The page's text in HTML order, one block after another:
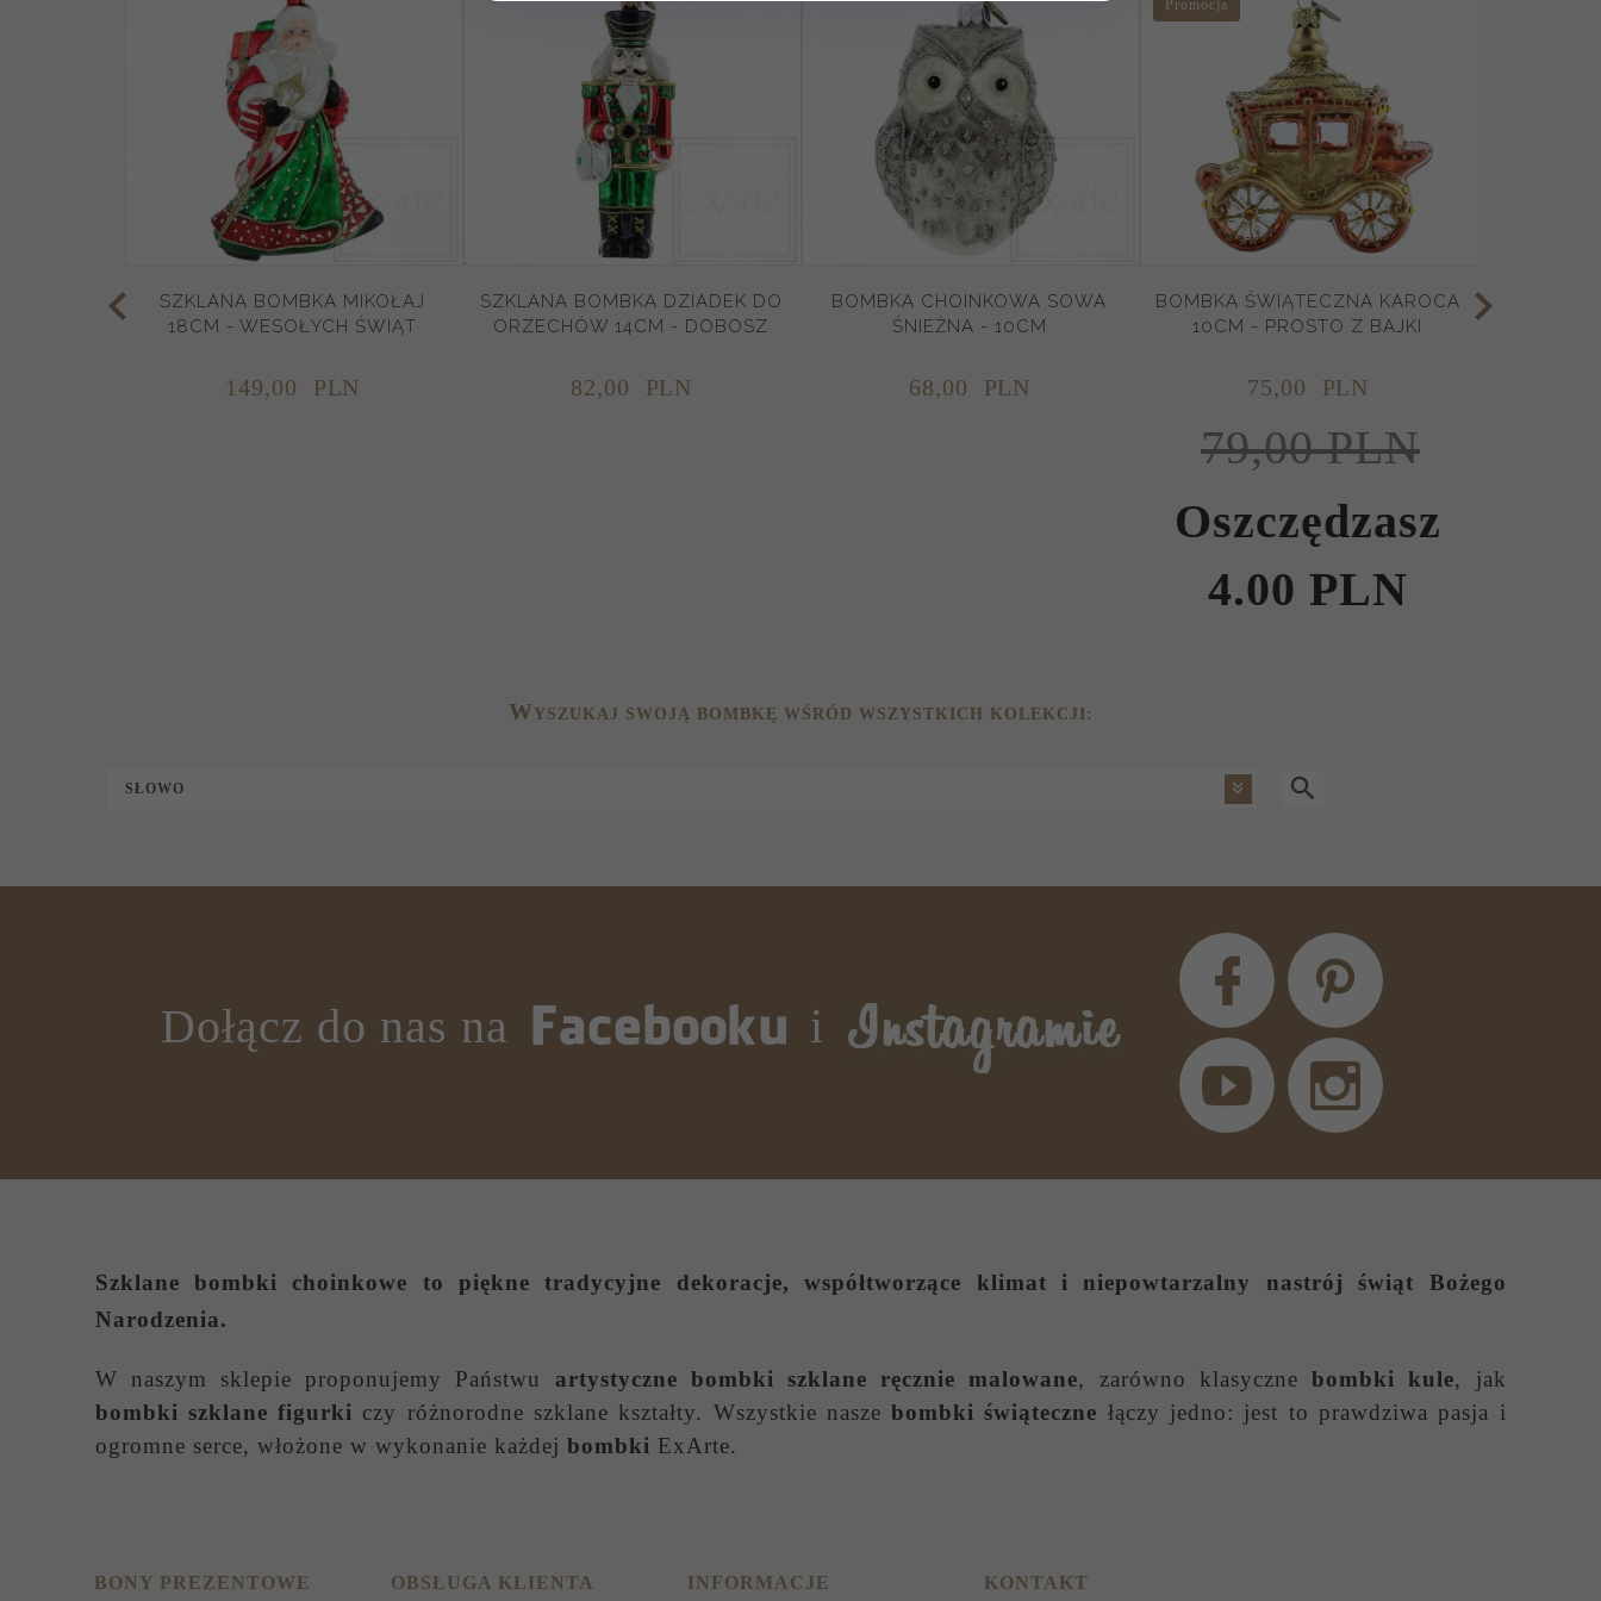
SZKLANA BOMBKA MIKOŁAJ
18CM - WESOŁYCH ŚWIĄT
149,00 PLN
SZKLANA BOMBKA DZIADEK DO
ORZECHÓW 14CM - DOBOSZ
82,00 PLN
BOMBKA CHOINKOWA SOWA
ŚNIEŻNA - 10CM
68,00 PLN
Promocja
BOMBKA ŚWIĄTECZNA KAROCA
10CM - PROSTO Z BAJKI
75,00 PLN
79,00 PLN
Oszczędzasz
4.00 PLN
WYSZUKAJ SWOJĄ BOMBKĘ WŚRÓD WSZYSTKICH KOLEKCJI:
SŁOWO
Dołącz do nas na i
Szklane bombki choinkowe to piękne tradycyjne dekoracje, współtworzące klimat i niepowtarzalny nastrój świąt Bożego
Narodzenia.
W naszym sklepie proponujemy Państwu artystyczne bombki szklane ręcznie malowane, zarówno klasycznebombki kule, jak
bombki szklane figurki czy różnorodne szklane kształty. Wszystkie naszebombki świąteczne łączy jedno: jest to prawdziwa pasja i
ogromne serce, włożone w wykonanie każdej bombki ExArte.
BONY PREZENTOWE OBSŁUGA KLIENTA INFORMACJE KONTAKT